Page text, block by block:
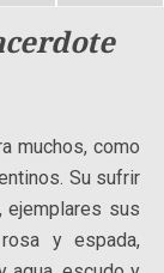
como
Su sufrir
ejemplares sus
y espada,